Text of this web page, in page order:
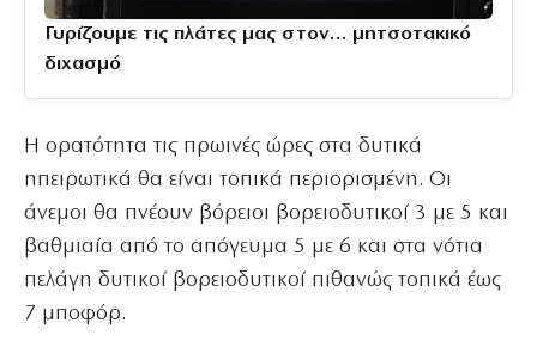
Γυρίζουμε τις πλάτες μας στον… μητσοτακικό
διχασμό
Η ορατότητα τις πρωινές ώρες στα δυτικά
ηπειρωτικά θα είναι τοπικά περιορισμένη. Οι
άνεμοι θα πνέουν βόρειοι βορειοδυτικοί 3 με 5 και
βαθμιαία από το απόγευμα 5 με 6 και στα νότια
πελάγη δυτικοί βορειοδυτικοί πιθανώς τοπικά έως
7 μποφόρ.